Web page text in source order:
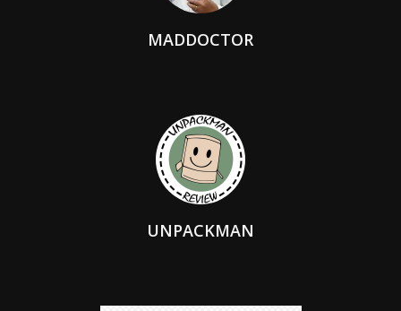
MADDOCTOR
UNPACKMAN